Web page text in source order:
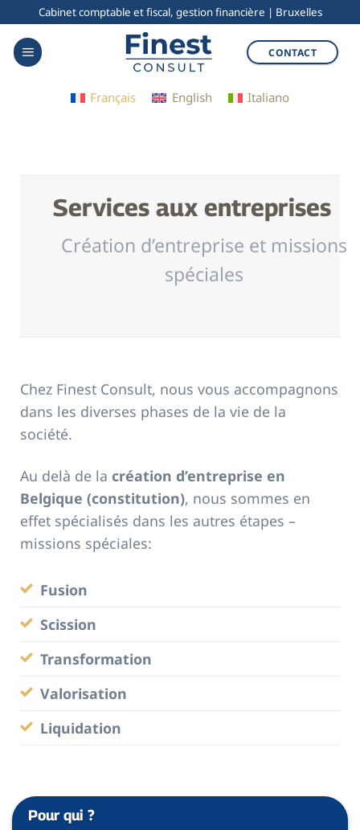
content
Cabinet comptable et fiscal, gestion financière | Bruxelles
CONTACT
Français English Italiano
Services aux entreprises
Création d’entreprise et missions
spéciales
Chez Finest Consult, nous vous accompagnons
dans les diverses phases de la vie de la
société.
Au delà de la création d’entreprise en
Belgique (constitution), nous sommes en
effet spécialisés dans les autres étapes –
missions spéciales:
Fusion
Scission
Transformation
Valorisation
Liquidation
Pour qui ?